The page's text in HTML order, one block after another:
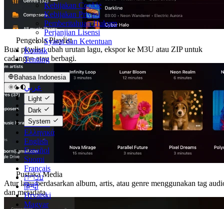
Kebijakan Cookie
Kebijakan Privasi
Pemberitahuan Hukum
Perjanjian Lisensi
Syarat dan Ketentuan
Kontak
Tentang
Bahasa Indonesia
عربي
Català
Čeština
Dansk
Deutsch
Ελληνικά
English
Español
Suomi
Français
עברית
हिन्दी
Hrvatski
Magyar
Light
Dark
System
Pengelola Playlist
Buat playlist, ubah urutan lagu, ekspor ke M3U atau ZIP untuk
cadangan atau berbagi.
Pustaka Media
Atur lagu berdasarkan album, artis, atau genre menggunakan tag
dan metadata.